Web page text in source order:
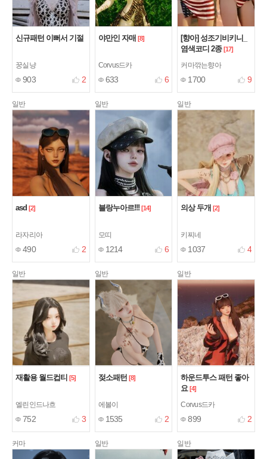
신규패턴 이뻐서 기절
꿍실냥
903 2
야만인 자매 [8]
Corvus드카
633 6
[향아] 성조기비키니_
염색코디 2종 [17]
커마깎는향아
1700 9
일반
asd [2]
라자리아
490 2
일반
블랑누아르!!! [14]
모띠
1214 6
일반
의상 두개 [2]
키찌네
1037 4
일반
재활용 월드컵티 [5]
엘린인드나흐
752 3
일반
젖소패턴 [8]
에볼이
1535 2
일반
하운드투스 패턴 좋아
요 [4]
Corvus드카
899 2
커마 일반 일반